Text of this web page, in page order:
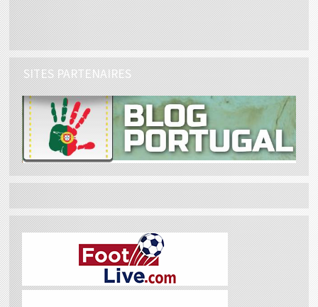
SITES PARTENAIRES